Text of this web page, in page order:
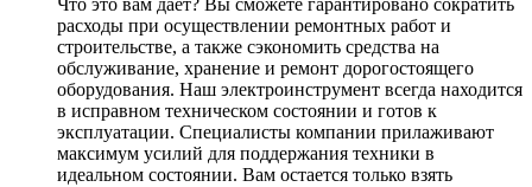
Что это вам дает? Вы сможете гарантировано сократить
расходы при осуществлении ремонтных работ и
строительстве, а также сэкономить средства на
обслуживание, хранение и ремонт дорогостоящего
оборудования. Наш электроинструмент всегда находится
в исправном техническом состоянии и готов к
эксплуатации. Специалисты компании прилаживают
максимум усилий для поддержания техники в
идеальном состоянии. Вам остается только взять